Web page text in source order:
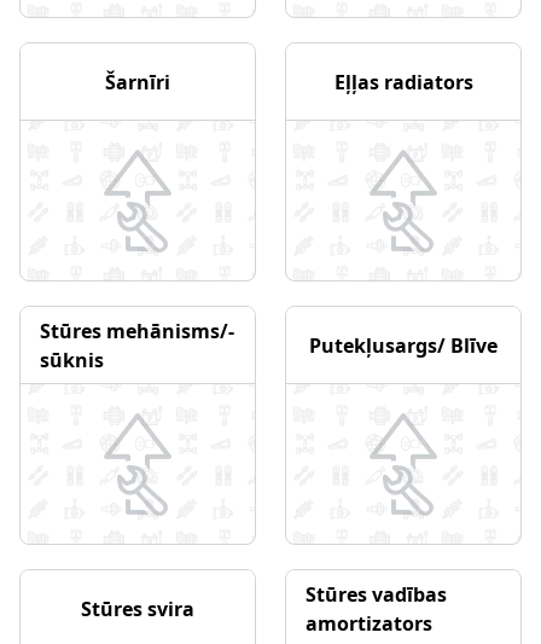
Šarnīri Eļļas radiators
Stūres mehānisms/-
sūknis
Putekļusargs/ Blīve
Stūres svira
Stūres vadības
amortizators